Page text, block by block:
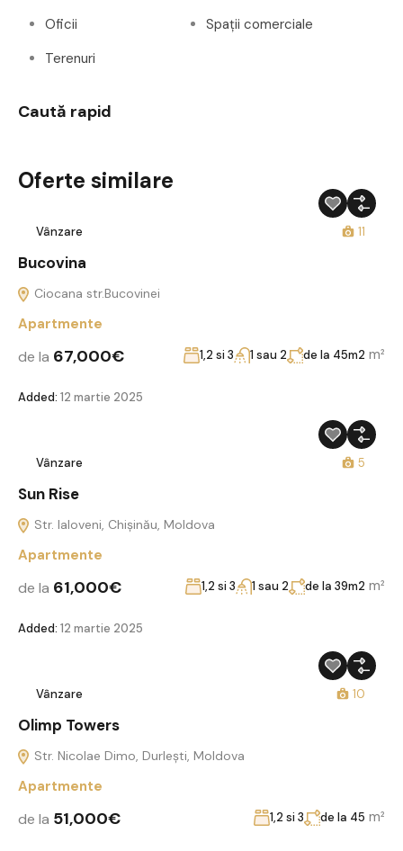
Oficii
Spații comerciale
Terenuri
Caută rapid
Oferte similare
Vânzare 11
Bucovina
Ciocana str.Bucovinei
Apartmente
de la 67,000€ 1,2 si 3 1 sau 2 de la 45m2 m²
Added: 12 martie 2025
Vânzare 5
Sun Rise
Str. Ialoveni, Chișinău, Moldova
Apartmente
de la 61,000€ 1,2 si 3 1 sau 2 de la 39m2 m²
Added: 12 martie 2025
Vânzare 10
Olimp Towers
Str. Nicolae Dimo, Durleşti, Moldova
Apartmente
de la 51,000€ 1,2 si 3 de la 45 m²